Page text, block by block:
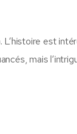
est
mais